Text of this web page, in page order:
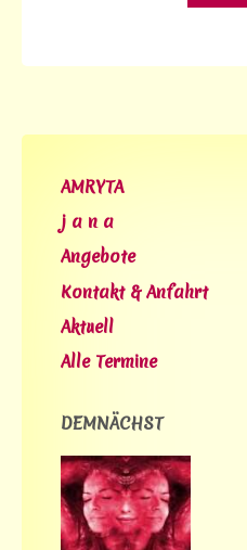
AMRYTA
j a n a
Angebote
Kontakt & Anfahrt
Aktuell
Alle Termine
DEMNÄCHST